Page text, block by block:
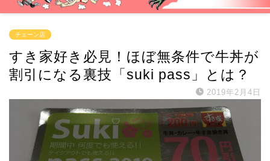
チェーン店
すき家好き必見！ほぼ無条件で牛丼が
割引になる裏技「suki pass」とは？
2019年2月4日